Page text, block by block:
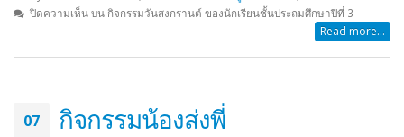
ปิดความเห็นบน กิจกรรมวันสงกรานต์ ของนักเรียนชั้นประถมศึกษาปีที่ 3
Read more...
07 กิจกรรมน้องส่งพี่